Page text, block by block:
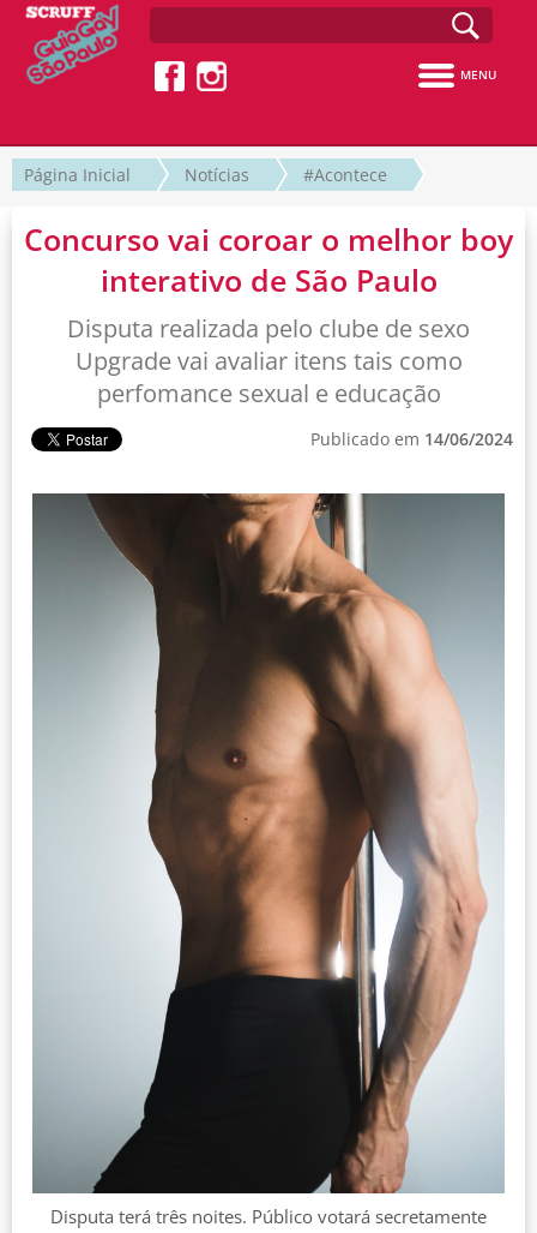
MENU
Página Inicial Notícias #Acontece
Concurso vai coroar o melhor boy
interativo de São Paulo
Disputa realizada pelo clube de sexo
Upgrade vai avaliar itens tais como
perfomance sexual e educação
Publicado em 14/06/2024
Disputa terá três noites. Público votará secretamente